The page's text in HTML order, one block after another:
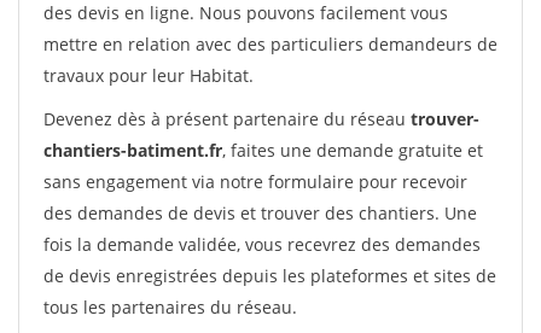
des devis en ligne. Nous pouvons facilement vous
mettre en relation avec des particuliers demandeurs de
travaux pour leur Habitat.
Devenez dès à présent partenaire du réseau trouver-
chantiers-batiment.fr, faites une demande gratuite et
sans engagement via notre formulaire pour recevoir
des demandes de devis et trouver des chantiers. Une
fois la demande validée, vous recevrez des demandes
de devis enregistrées depuis les plateformes et sites de
tous les partenaires du réseau.